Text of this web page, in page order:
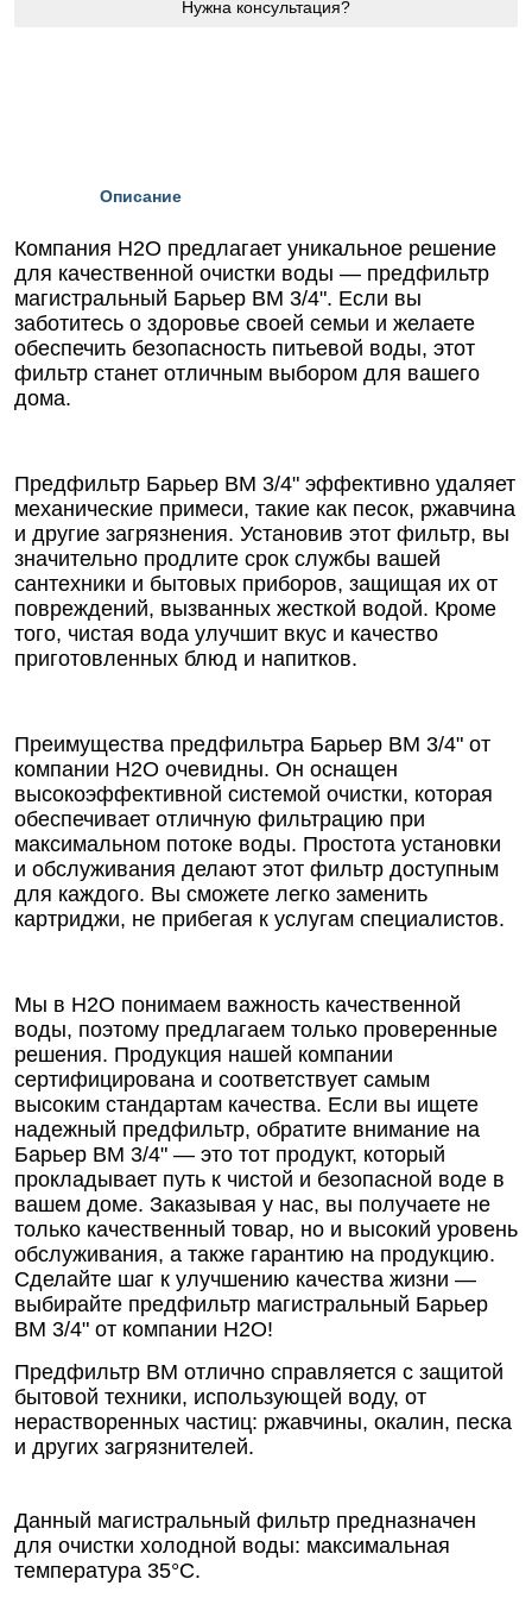
Нужна консультация?
Описание
Компания Н2О предлагает уникальное решение
для качественной очистки воды — предфильтр
магистральный Барьер ВМ 3/4". Если вы
заботитесь о здоровье своей семьи и желаете
обеспечить безопасность питьевой воды, этот
фильтр станет отличным выбором для вашего
дома.
Предфильтр Барьер ВМ 3/4" эффективно удаляет
механические примеси, такие как песок, ржавчина
и другие загрязнения. Установив этот фильтр, вы
значительно продлите срок службы вашей
сантехники и бытовых приборов, защищая их от
повреждений, вызванных жесткой водой. Кроме
того, чистая вода улучшит вкус и качество
приготовленных блюд и напитков.
Преимущества предфильтра Барьер ВМ 3/4" от
компании Н2О очевидны. Он оснащен
высокоэффективной системой очистки, которая
обеспечивает отличную фильтрацию при
максимальном потоке воды. Простота установки
и обслуживания делают этот фильтр доступным
для каждого. Вы сможете легко заменить
картриджи, не прибегая к услугам специалистов.
Мы в Н2О понимаем важность качественной
воды, поэтому предлагаем только проверенные
решения. Продукция нашей компании
сертифицирована и соответствует самым
высоким стандартам качества. Если вы ищете
надежный предфильтр, обратите внимание на
Барьер ВМ 3/4" — это тот продукт, который
прокладывает путь к чистой и безопасной воде в
вашем доме. Заказывая у нас, вы получаете не
только качественный товар, но и высокий уровень
обслуживания, а также гарантию на продукцию.
Сделайте шаг к улучшению качества жизни —
выбирайте предфильтр магистральный Барьер
ВМ 3/4" от компании Н2О!
Предфильтр ВМ отлично справляется с защитой
бытовой техники, использующей воду, от
нерастворенных частиц: ржавчины, окалин, песка
и других загрязнителей.
Данный магистральный фильтр предназначен
для очистки холодной воды: максимальная
температура 35°C.